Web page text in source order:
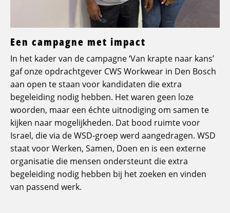
Een campagne met impact
In het kader van de campagne ‘Van krapte naar kans’
gaf onze opdrachtgever CWS Workwear in Den Bosch
aan open te staan voor kandidaten die extra
begeleiding nodig hebben. Het waren geen loze
woorden, maar een échte uitnodiging om samen te
kijken naar mogelijkheden. Dat bood ruimte voor
Israel, die via de WSD-groep werd aangedragen. WSD
staat voor Werken, Samen, Doen en is een externe
organisatie die mensen ondersteunt die extra
begeleiding nodig hebben bij het zoeken en vinden
van passend werk.